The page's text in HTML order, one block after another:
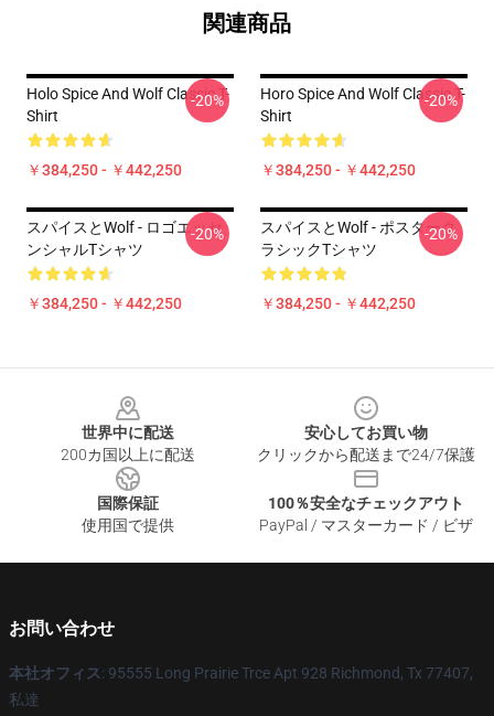
関連商品
Holo Spice And Wolf Classic T-
Shirt
￥384,250 - ￥442,250
-20%
Horo Spice And Wolf Classic T-
Shirt
￥384,250 - ￥442,250
-20%
スパイスとWolf - ロゴエッセ
ンシャルTシャツ
￥384,250 - ￥442,250
-20%
スパイスとWolf - ポスターク
ラシックTシャツ
￥384,250 - ￥442,250
-20%
世界中に配送
200カ国以上に配送
安心してお買い物
クリックから配送まで24/7保護
国際保証
使用国で提供
100％安全なチェックアウト
PayPal / マスターカード / ビザ
お問い合わせ
本社オフィス: 95555 Long Prairie Trce Apt 928 Richmond, Tx 77407,
私達